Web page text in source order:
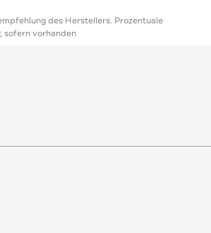
des Herstellers. Prozentuale
sofern vorhanden